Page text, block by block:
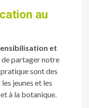
au
et
de partager notre
sont des
jeunes et les
à la botanique.